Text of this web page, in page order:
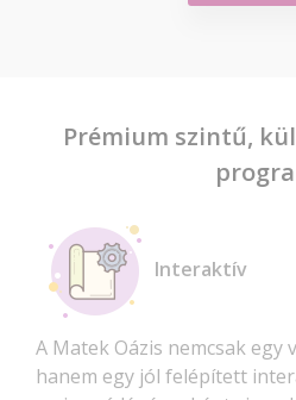
Prémium szintű,
Interaktív
A Matek Oázis nemcsak egy
hanem egy jól felépített